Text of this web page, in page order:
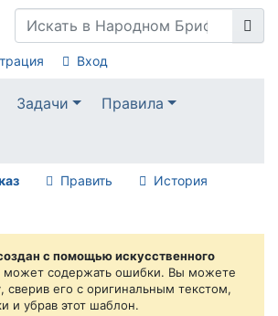
Вход
Задачи
Правила
Править История
с помощью искусственного
может содержать ошибки. Вы можете
сверив его с оригинальным текстом,
и убрав этот шаблон.